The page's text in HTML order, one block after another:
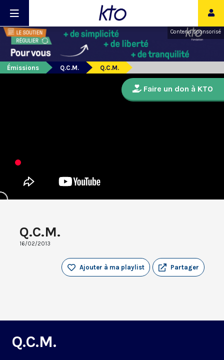
Contenu sponsorisé
Émissions Q.C.M. Q.C.M.
Q.C.M.
16/02/2013
Partager
Ajouter à ma playlist
Q.C.M.
Faire un don à KTO